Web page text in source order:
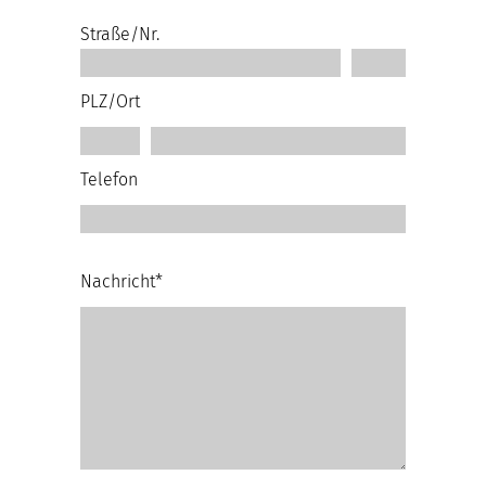
Straße/Nr.
PLZ/Ort
Telefon
Nachricht*